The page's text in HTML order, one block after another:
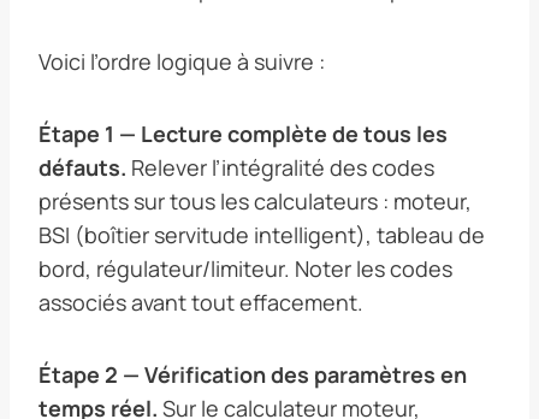
Voici l’ordre logique à suivre :
Étape 1 — Lecture complète de tous les
défauts. Relever l’intégralité des codes
présents sur tous les calculateurs : moteur,
BSI (boîtier servitude intelligent), tableau de
bord, régulateur/limiteur. Noter les codes
associés avant tout effacement.
Étape 2 — Vérification des paramètres en
temps réel. Sur le calculateur moteur,